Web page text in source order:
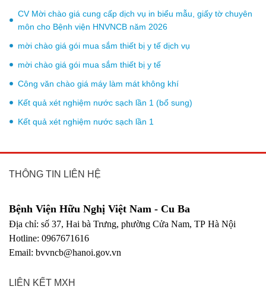
CV Mời chào giá cung cấp dịch vụ in biểu mẫu, giấy tờ chuyên
môn cho Bệnh viện HNVNCB năm 2026
mời chào giá gói mua sắm thiết bị y tế dịch vụ
mời chào giá gói mua sắm thiết bị y tế
Công văn chào giá máy làm mát không khí
Kết quả xét nghiệm nước sạch lần 1 (bổ sung)
Kết quả xét nghiệm nước sạch lần 1
THÔNG TIN LIÊN HỆ
Bệnh Viện Hữu Nghị Việt Nam - Cu Ba
Địa chỉ: số 37, Hai bà Trưng, phường Cửa Nam, TP Hà Nội
Hotline: 0967671616
Email: bvvncb@hanoi.gov.vn
LIÊN KẾT MXH